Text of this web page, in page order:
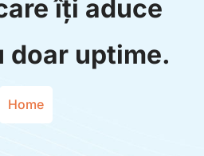
îți aduce
doar uptime.
Home